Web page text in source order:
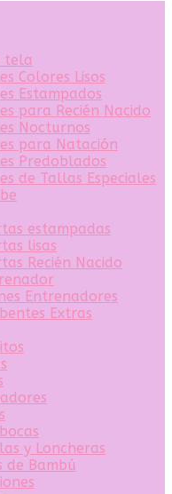
tela
Colores Lisos
Estampados
para Recién Nacido
Nocturnos
para Natación
Predoblados
de Tallas Especiales
estampadas
lisas
Recién Nacido
Entrenadores
Extras
y Loncheras
de Bambú